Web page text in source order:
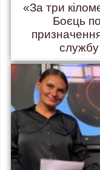
«За три
Боєць
службу